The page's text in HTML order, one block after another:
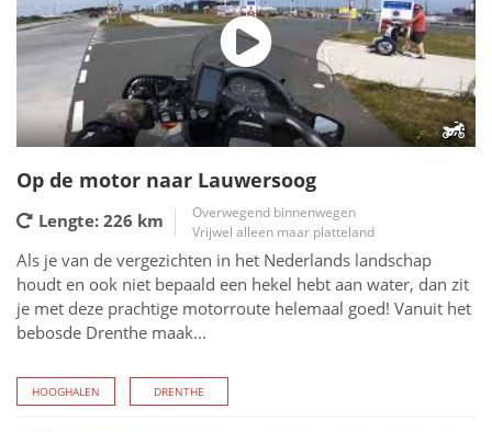
Op de motor naar Lauwersoog
Lengte: 226 km
Overwegend binnenwegen
Vrijwel alleen maar platteland
Als je van de vergezichten in het Nederlands landschap
houdt en ook niet bepaald een hekel hebt aan water, dan zit
je met deze prachtige motorroute helemaal goed! Vanuit het
bebosde Drenthe maak...
HOOGHALEN DRENTHE